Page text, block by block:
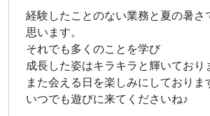
経験したことのない業務と夏の暑さ
思います。
それでも多くのことを学び
成長した姿はキラキラと輝いており
また会える日を楽しみにしておりま
いつでも遊びに来てくださいね♪